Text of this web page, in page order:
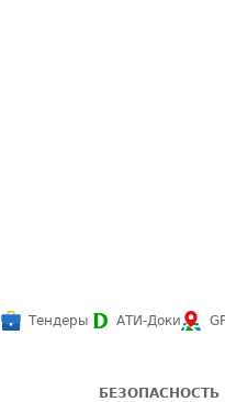
Тендеры АТИ-Доки
БЕЗОПАСНОСТЬ